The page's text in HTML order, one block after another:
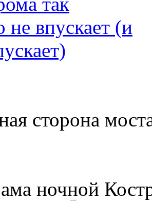
сторона
ночной